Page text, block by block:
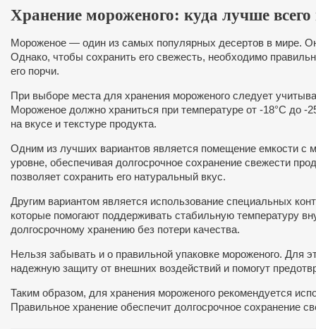
Хранение мороженого: куда лучше
Мороженое — один из самых популярных десертов в мире.
Однако, чтобы сохранить его свежесть, необходимо
его порчи.
При выборе места для хранения мороженого следует
Мороженое должно храниться при температуре от -18°C до -
на вкусе и текстуре продукта.
Одним из лучших вариантов является помещение емкости с
уровне, обеспечивая долгосрочное сохранение свежести
позволяет сохранить его натуральный вкус.
Другим вариантом является использование специальных
которые помогают поддерживать стабильную температуру
долгосрочному хранению без потери качества.
Нельзя забывать и о правильной упаковке мороженого. Для
надежную защиту от внешних воздействий и помогут
Таким образом, для хранения мороженого рекомендуется
Правильное хранение обеспечит долгосрочное сохранение